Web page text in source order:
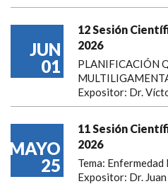
JUN
01
12 Sesión
2026
PLANIFICACIÓN
Expositor: Dr.
MAYO
25
11 Sesión
2026
Tema:
Expositor: Dr.